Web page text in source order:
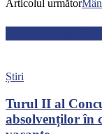
Articolul următor
Știri
Turul II al
absolvenților în